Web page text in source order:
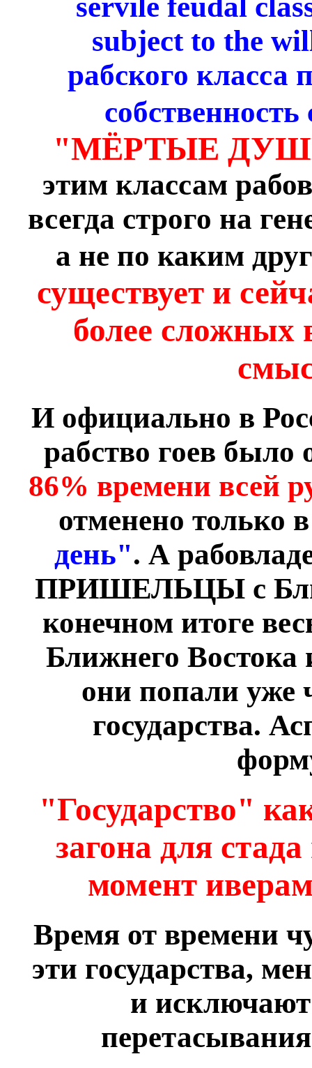
servile feudal
subject to the
рабского класса
"МЁРТЫЕ
этим классам
всегда строго на
а не по каким
существует и
более
И официально в
рабство гоев
86% времени всей
отменено только
день". А
ПРИШЕЛЬЦЫ с
конечном итоге
Ближнего Востока
они попали уже
государства.
"Государство"
загона для
момент
Время от времени
эти государства,
и